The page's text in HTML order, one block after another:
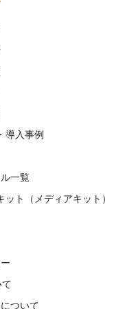
導入事例
一覧
ト（メディアキット）
ついて